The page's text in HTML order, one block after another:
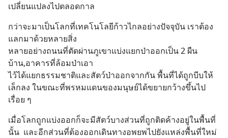
เปลี่ยนแปลงไปตลอดกาล
กว่าจะมาเป็นโลกที่เทคโนโลยีก้าวไกลอย่างปัจจุบัน เราต้อง
แลกมาด้วยหลายสิ่ง
หลายอย่างถนนที่ตัดผ่านภูเขาแบ่งแยกป่าออกเป็น 2 ผืน
บ้าน,อาคารที่ล้อมป่าเอา
ไว้ได้แยกธรรมชาติและสัตว์ป่าออกจากกัน พื้นที่ได้ถูกบีบให้
เล็กลง ในขณะที่พรหมแดนของมนุษย์ได้ขยายกว้างขึ้นไป
เรื่อย ๆ
เมื่อโลกถูกแบ่งออกก็จะมีสัตว์บางส่วนที่ถูกติดค้างอยู่ในพื้นที่
นั้น  และอีกส่วนที่ต้องออกเดินทางอพยพไปยังแหล่งพื้นที่ใหม่